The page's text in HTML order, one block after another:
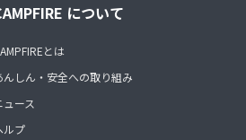
について
とは
んしん・安全への取り組み
ュース
ルプ